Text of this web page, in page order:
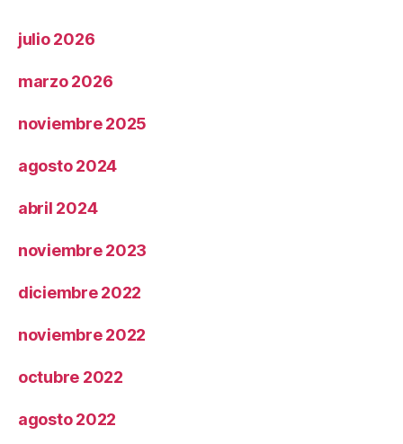
julio 2026
marzo 2026
noviembre 2025
agosto 2024
abril 2024
noviembre 2023
diciembre 2022
noviembre 2022
octubre 2022
agosto 2022